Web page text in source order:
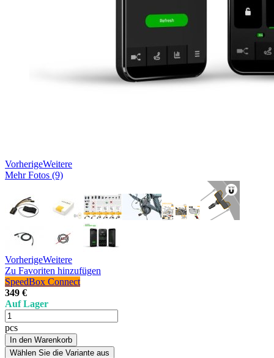
VorherigeWeitere
Mehr Fotos (9)
VorherigeWeitere
Zu Favoriten hinzufügen
SpeedBox Connect
349 €
Auf Lager
pcs
In den Warenkorb
Wählen Sie die Variante aus